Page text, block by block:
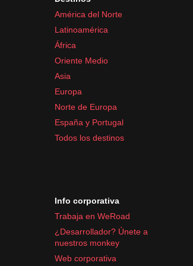
Artículos de aseo y
Protector solar
Repelente de insectos
Botiquín básico con
Asegúrate de estar preparado
América del Norte
Latinoamérica
África
Oriente Medio
Asia
Europa
Norte de Europa
España y Portugal
Todos los destinos
Info corporativa
Trabaja en WeRoad
¿Desarrollador? Únete a
nuestros monkey
Web corporativa